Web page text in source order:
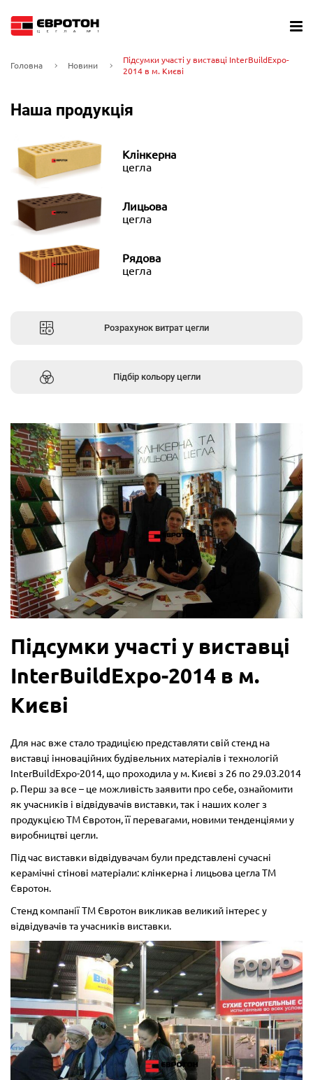
Головна Новини
Підсумки участі у виставці InterBuildExpo-
2014 в м. Києві
Підсумки участі у виставці
InterBuildExpo-2014 в м.
Києві
Для нас вже стало традицією представляти свій стенд на
виставці інноваційних будівельних матеріалів і технологій
InterBuildExpo-2014, що проходила у м. Києві з 26 по 29.03.2014
р. Перш за все – це можливість заявити про себе, ознайомити
як учасників і відвідувачів виставки, так і наших колег з
продукцією ТМ Євротон, її перевагами, новими тенденціями у
виробництві цегли.
Під час виставки відвідувачам були представлені сучасні
керамічні стінові матеріали: клінкерна і лицьова цегла ТМ
Євротон.
Стенд компанії ТМ Євротон викликав великий інтерес у
відвідувачів та учасників виставки.
Наша продукція
Клінкерна
цегла
Лицьова
цегла
Рядова
цегла
Розрахунок витрат цегли
Підбір кольору цегли